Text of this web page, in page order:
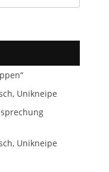
Unikneipe
Unikneipe